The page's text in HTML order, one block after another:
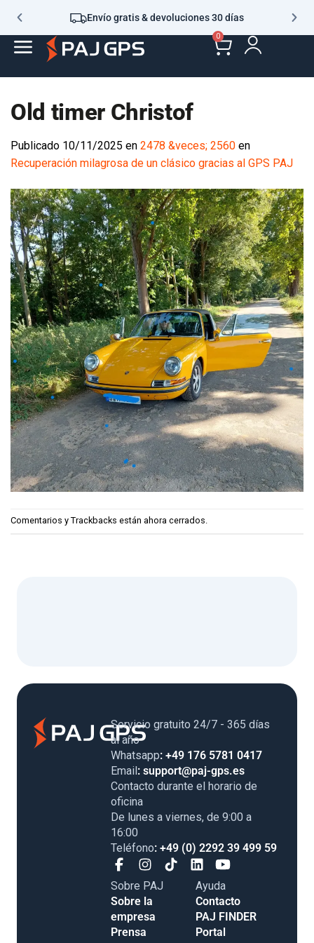
Envío gratis & devoluciones 30 días
0
Old timer Christof
Publicado 10/11/2025 en 2478 &veces; 2560 en
Recuperación milagrosa de un clásico gracias al GPS PAJ
Comentarios y Trackbacks están ahora cerrados.
Servicio gratuito 24/7 - 365 días
al año
Whatsapp: +49 176 5781 0417
Email: support@paj-gps.es
Contacto durante el horario de
oficina
De lunes a viernes, de 9:00 a
16:00
Teléfono: +49 (0) 2292 39 499 59
Sobre PAJ
Sobre la
empresa
Prensa
Ayuda
Contacto
PAJ FINDER
Portal